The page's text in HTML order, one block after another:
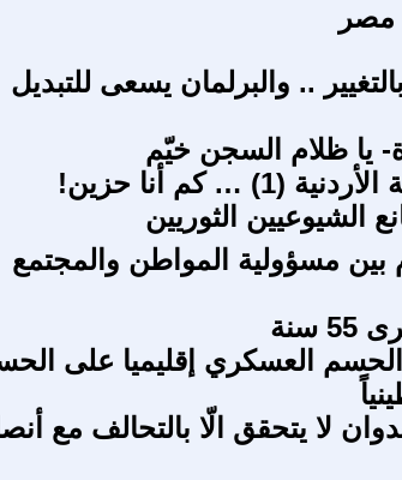
مصر
.. والبرلمان يسعى للتبديل
يا ظلام السجن خيّم
(1) … كم أنا حزين!
الشيوعيين الثوريين
بين مسؤولية المواطن والمجتمع
العسكري إقليميا على
لا يتحقق الّا بالتحالف مع